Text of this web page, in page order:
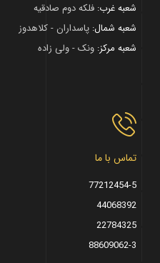
شعبه غرب: فلکه دوم صادقیه
شعبه شمال: پاسداران - کلاهدوز
شعبه مرکز: ونک - ولی زاده
تماس با ما
77212454-5
44068392
22784325
88609062-3